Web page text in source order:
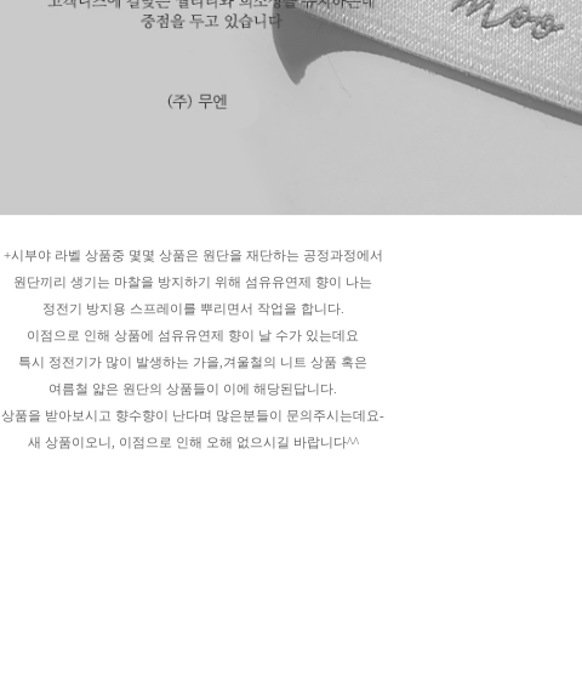
+시부야 라벨 상품중 몇몇 상품은 원단을 재단하는 공정과정에서
원단끼리 생기는 마찰을 방지하기 위해 섬유유연제 향이 나는
정전기 방지용 스프레이를 뿌리면서 작업을 합니다.
이점으로 인해 상품에 섬유유연제 향이 날 수가 있는데요
특시 정전기가 많이 발생하는 가을,겨울철의 니트 상품 혹은
여름철 얇은 원단의 상품들이 이에 해당된답니다.
상품을 받아보시고 향수향이 난다며 많은분들이 문의주시는데요-
새 상품이오니, 이점으로 인해 오해 없으시길 바랍니다^^